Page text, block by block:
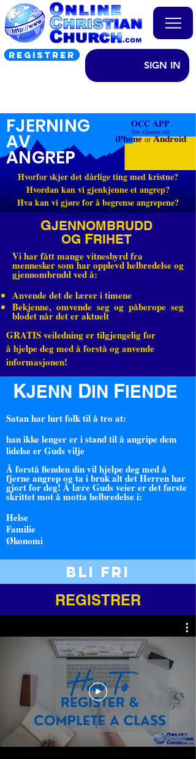
REGISTRER
SIGN IN
FJERNING
AV
ANGREP
OCC APP
for classes on
iPhone or Android
Hvorfor skjer det dårlige ting med kristne?
Hvordan kan vi gjenkjenne et angrep?
Hva kan vi gjøre for å begrense angrepene?
GJENNOMBRUDD
OG FRIHET
Vi har fått mange vitnesbyrd fra
mennesker som har opplevd helbredelse og
gjennombrudd ved å:
Anvende det de lærer i timene
Bekjenne, omvende seg og påberope seg
blodet når det er aktuelt
GRATIS veiledning er tilgjengelig for
å hjelpe deg med å forstå og anvende
informasjonen!
KJENN DIN FIENDE
Satan har lurt folk til å tro at:
han ikke lenger er i stand til å angripe dem
lidelse er Guds vilje
Å forstå fienden din vil hjelpe deg med å
fjerne angrep og ta i bruk alt det Herren har
gjort for deg! Å lære Guds veier er det første
skrittet mot å motta helbredelse i:
Helse
Familie
Økonomi
bli fri
REGISTRER